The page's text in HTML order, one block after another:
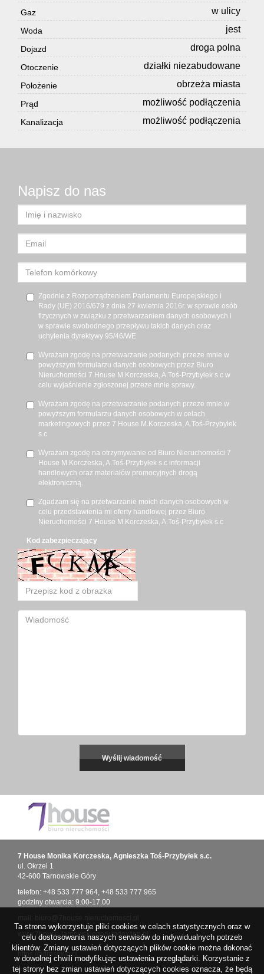
Gaz w ulicy
Woda jest
Dojazd droga polna
Otoczenie działki niezabudowane
Położenie obrzeża miasta
Prąd możliwość podłączenia
Kanalizacja możliwość podłączenia
Napisz do nas
Zgodnie z Rozporządzeniem Parlamentu Europejskiego i
Rady (UE) 2016/679 z dnia 27 kwietnia 2016r. w sprawie osób
fizycznych w związku z przetwarzaniem danych osobowych i
w sprawie swobodnego przepływu takich danych oraz
uchylenia dyrektywy 95/46/WE
Wyrażam zgodę na przetwarzanie podanych przeze mnie w
powyższym formularzu danych osobowych przez Biuro
Nieruchomości 7 House M.Korczeska, A.Toś-Przybyłek s.c w
celu wyjaśnienie zgłoszonej przeze mnie sprawy.
Wyrażam zgodę na przetwarzanie podanych przeze mnie w
powyższym formularzu danych osobowych w celach
marketingowych przez 7 House M.Korczeska, A.Toś-Przybyłek
s.c
Wyrażam zgodę na otrzymywanie od Biuro Nieruchomości 7
House M.Korczeska, A.Toś-Przybyłek s.c informacji
handlowych oraz materiałów promocyjnych drogą
elektroniczną.
Zgadzam się na przetwarzanie moich danych osobowych w
celu przedstawienia mi oferty handlowej przez Biuro
Nieruchomości 7 House M.Korczeska, A.Toś-Przybyłek s.c
Kod zabezpieczający
7 House Monika Korczeska, Agnieszka Toś-Przybyłek s.c.
ul. Okrzei 1
42-600 Tarnowskie Góry
telefon: +48 533 777 964, +48 533 777 965
godziny otwarcia: 9.00-17.00
www.7house-tarnowskiegory.indexfirm.pl
https://adresowo.pl
Ta strona wykorzystuje pliki cookies w celach statystycznych oraz w
celu dostosowania naszych serwisów do indywidualnych potrzeb
klientów. Zmiany ustawień dotyczących plików cookie można dokonać
w dowolnej chwili modyfikując ustawienia przeglądarki. Korzystanie z
tej strony bez zmian ustawień dotyczących cookies oznacza, że będą